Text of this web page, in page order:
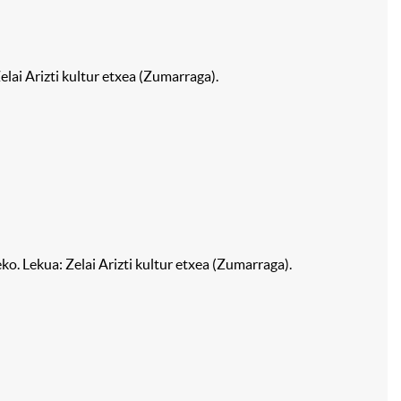
Arizti kultur etxea (Zumarraga).
Lekua: Zelai Arizti kultur etxea (Zumarraga).